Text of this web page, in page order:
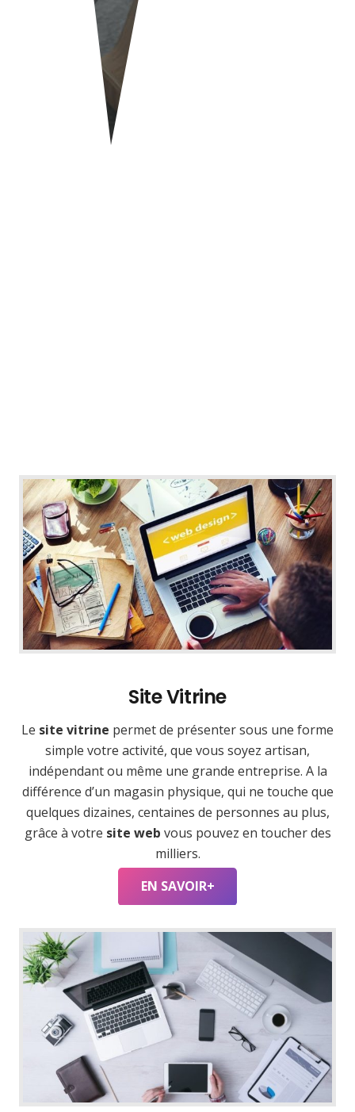
Site Vitrine
Le site vitrine permet de présenter sous une forme
simple votre activité, que vous soyez artisan,
indépendant ou même une grande entreprise. A la
différence d’un magasin physique, qui ne touche que
quelques dizaines, centaines de personnes au plus,
grâce à votre site web vous pouvez en toucher des
milliers.
EN SAVOIR+